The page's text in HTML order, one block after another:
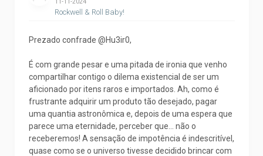
Rockwell & Roll Baby!
Prezado confrade @Hu3ir0,
É com grande pesar e uma pitada de ironia que venho
compartilhar contigo o dilema existencial de ser um
aficionado por itens raros e importados. Ah, como é
frustrante adquirir um produto tão desejado, pagar
uma quantia astronômica e, depois de uma espera que
parece uma eternidade, perceber que... não o
receberemos! A sensação de impotência é indescritível,
quase como se o universo tivesse decidido brincar com